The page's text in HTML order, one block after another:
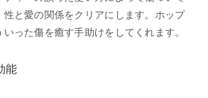
性と愛の関係をクリアにします。ホップ
った傷を癒す手助けをしてくれます。
能